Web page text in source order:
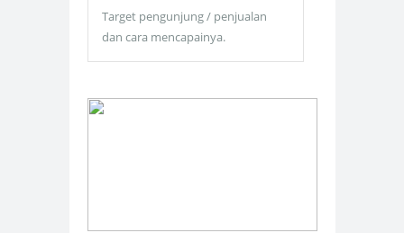
Target pengunjung / penjualan
dan cara mencapainya.